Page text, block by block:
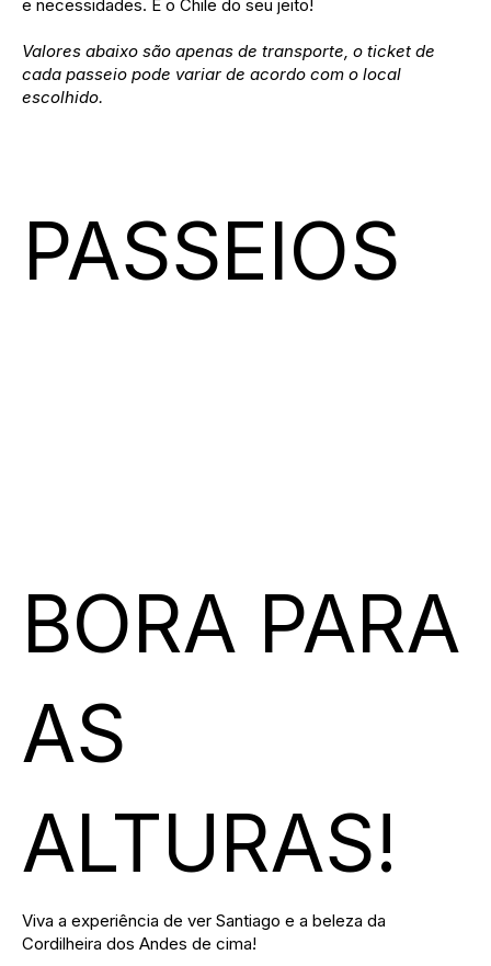
e necessidades. É o Chile do seu jeito!
Valores abaixo são apenas de transporte, o ticket de
cada passeio pode variar de acordo com o local
escolhido.
BORA PARA
AS
ALTURAS!
Viva a experiência de ver Santiago e a beleza da
Cordilheira dos Andes de cima!
PASSEIOS